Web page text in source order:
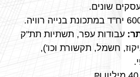
שונים.
עבודות עפר, תשתיות תת"ק
חשמל, תקשורת וכו'),